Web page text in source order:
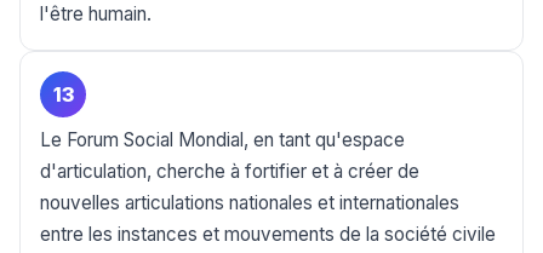
l'être humain.
13
Le Forum Social Mondial, en tant qu'espace
d'articulation, cherche à fortifier et à créer de
nouvelles articulations nationales et internationales
entre les instances et mouvements de la société civile